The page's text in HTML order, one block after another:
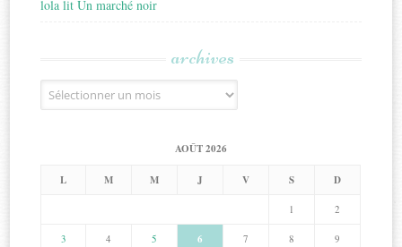
lola lit Un marché noir
archives
Archives
AOÛT 2026
L M M J V S D
1 2
3 4 5 6 7 8 9